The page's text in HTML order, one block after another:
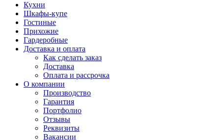
Кухни
Шкафы-купе
Гостиные
Прихожие
Гардеробные
Доставка и оплата
Как сделать заказ
Доставка
Оплата и рассрочка
О компании
Производство
Гарантия
Портфолио
Отзывы
Реквизиты
Вакансии